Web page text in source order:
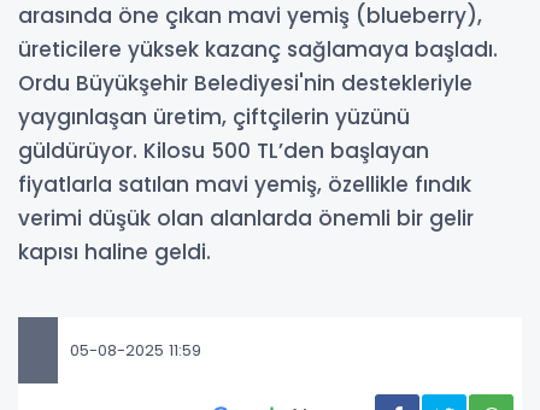
arasında öne çıkan mavi yemiş (blueberry),
üreticilere yüksek kazanç sağlamaya başladı.
Ordu Büyükşehir Belediyesi'nin destekleriyle
yaygınlaşan üretim, çiftçilerin yüzünü
güldürüyor. Kilosu 500 TL’den başlayan
fiyatlarla satılan mavi yemiş, özellikle fındık
verimi düşük olan alanlarda önemli bir gelir
kapısı haline geldi.
05-08-2025 11:59